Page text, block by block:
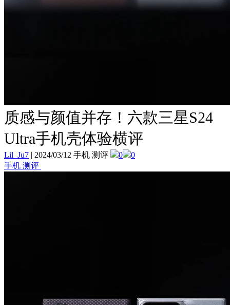
质感与颜值并存！六款三星S24
Ultra手机壳体验横评
Lil_Ju7 | 2024/03/12 手机 测评 0
0
手机 测评